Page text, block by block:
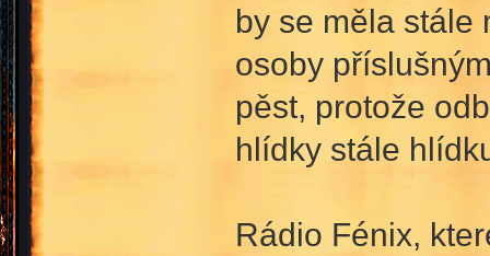
by se měla stále
osoby
pěst, protože
hlídky stále
Rádio Fénix,